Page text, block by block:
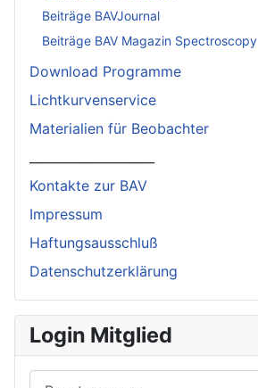
Beiträge BAVJournal
Beiträge BAV Magazin Spectroscopy
Download Programme
Lichtkurvenservice
Materialien für Beobachter
Kontakte zur BAV
Impressum
Haftungsausschluß
Datenschutzerklärung
Login Mitglied